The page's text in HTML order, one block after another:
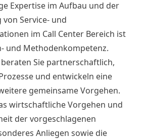
Expertise im Aufbau und der
Service- und
im Call Center Bereich ist
und Methodenkompetenz.
Sie partnerschaftlich,
und entwickeln eine
gemeinsame Vorgehen.
wirtschaftliche Vorgehen und
der vorgeschlagenen
Anliegen sowie die